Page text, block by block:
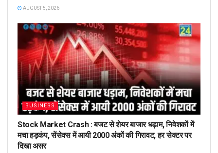
AUGUST 5, 2026
BUSINESS
Stock Market Crash : बजट से शेयर बाजार धड़ाम, निवेशकों में
मचा हड़कंप, सेंसेक्स में आयी 2000 अंकों की गिरावट, हर सेक्टर पर
दिखा असर